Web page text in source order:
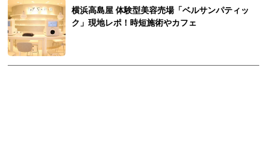
横浜高島屋 体験型美容売場「ベルサンパティッ
ク」現地レポ！時短施術やカフェ